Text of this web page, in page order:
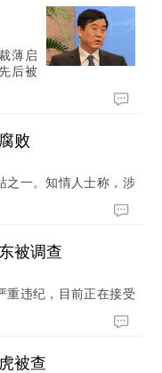
薄启
后被
败
之一。知情人士称，涉
被调查
重违纪，目前正在接受
被查